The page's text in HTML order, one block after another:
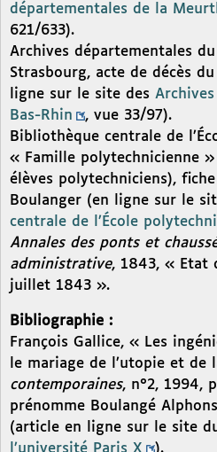
départementales de la
621/633).
Archives départementales
Strasbourg, acte de décès
ligne sur le site des
Bas-Rhin
, vue 33/97).
Bibliothèque centrale de
« Famille polytechnicienne »
élèves polytechniciens),
Boulanger (en ligne sur le
centrale de l’École
Annales des ponts et
administrative, 1843, « Etat
juillet 1843 ».
Bibliographie :
François Gallice, « Les
le mariage de l’utopie et de
contemporaines, n°2, 1994,
prénomme Boulangé
(article en ligne sur le site